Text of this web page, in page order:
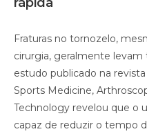
Fraturas no tornozelo,
cirurgia, geralmente
estudo publicado na
Sports Medicine,
Technology revelou que o
capaz de reduzir o tempo